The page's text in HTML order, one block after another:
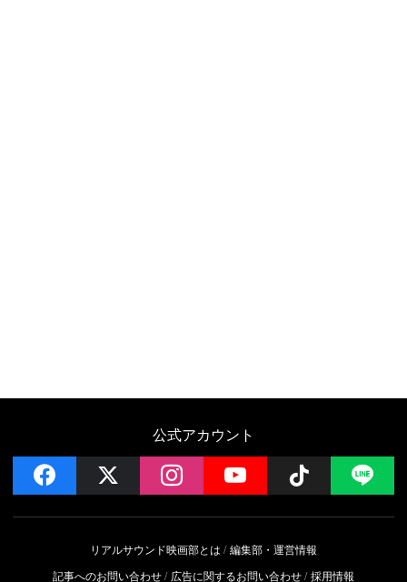
公式アカウント
facebook instagramYouTube Follow
リアルサウンド映画部とは
編集部・運営情報
記事へのお問い合わせ
広告に関するお問い合わせ 採用情報